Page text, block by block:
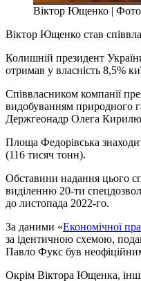
Віктор Ющенко |
Віктор Ющенко став
Колишній президент
отримав у власність 8,5%
Співвласником компанії
видобуванням природного
Держгеонадр Олега
Площа Федорівська
(116 тисяч тонн).
Обставини надання цього
виділенню 20-ти
до листопада 2022-го.
За даними «Економічної
за ідентичною схемою,
Павло Фукс був
Окрім Віктора Ющенка,